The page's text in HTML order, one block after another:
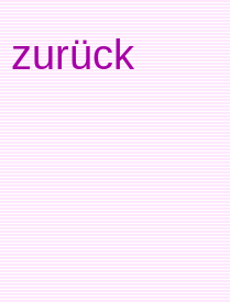
zurück